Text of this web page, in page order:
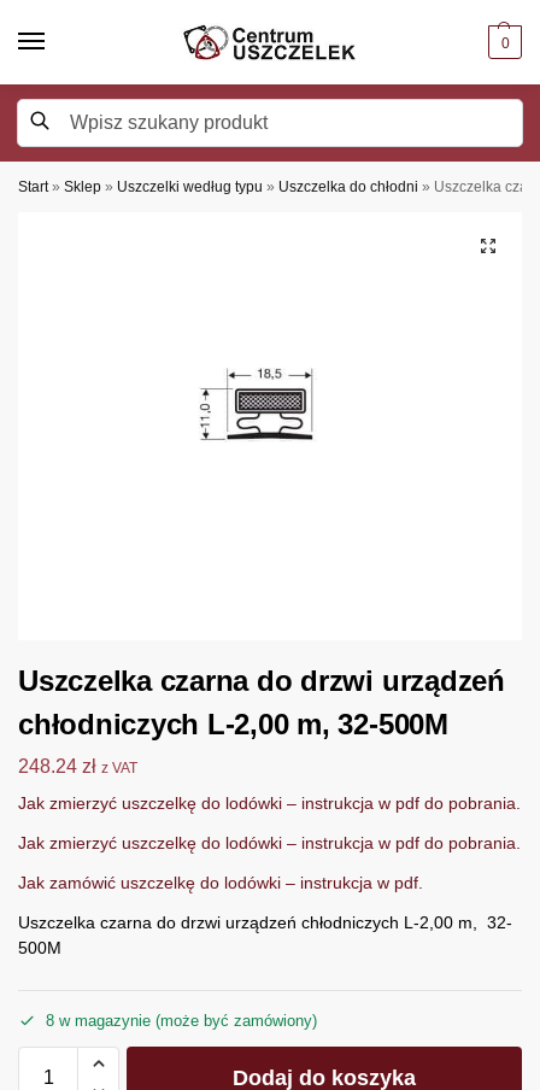
0
Start » Sklep » Uszczelki według typu » Uszczelka do chłodni » Uszczelka
Uszczelka czarna do drzwi urządzeń
chłodniczych L-2,00 m, 32-500M
248.24 zł z VAT
Jak zmierzyć uszczelkę do lodówki – instrukcja w pdf do pobrania.
Jak zmierzyć uszczelkę do lodówki – instrukcja w pdf do pobrania.
Jak zamówić uszczelkę do lodówki – instrukcja w pdf.
Uszczelka czarna do drzwi urządzeń chłodniczych L-2,00 m, 32-
500M
8 w magazynie (może być zamówiony)
Dodaj do koszyka